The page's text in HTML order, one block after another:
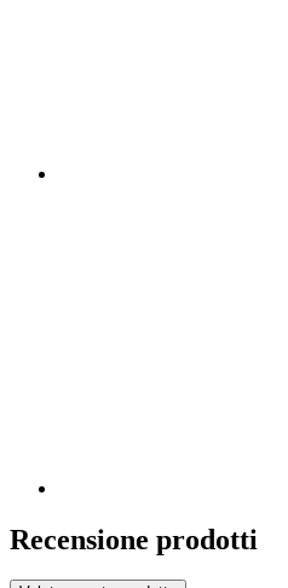
Recensione prodotti